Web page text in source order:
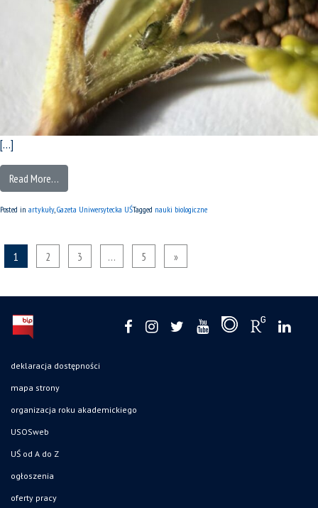
[…]
Read More…
Posted in artykuły, Gazeta Uniwersytecka UŚTagged nauki biologiczne
1 2 3 … 5 »
deklaracja dostępności
mapa strony
organizacja roku akademickiego
USOSweb
UŚ od A do Z
ogłoszenia
oferty pracy